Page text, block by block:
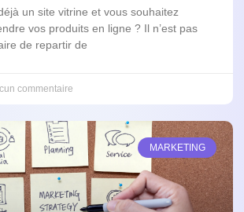
un site vitrine et vous souhaitez
vos produits en ligne ? Il n’est pas
de repartir de
commentaire
MARKETING